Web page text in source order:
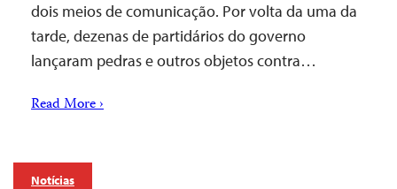
dois meios de comunicação. Por volta da uma da
tarde, dezenas de partidários do governo
lançaram pedras e outros objetos contra…
Read More ›
Notícias